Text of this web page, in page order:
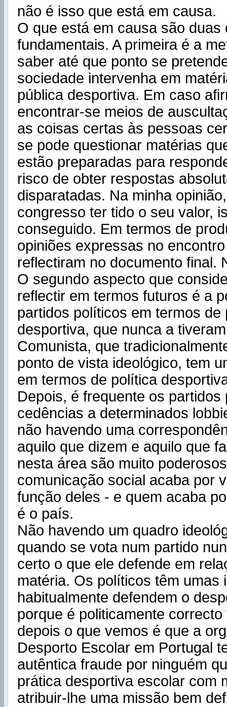
não é isso que está em causa.
O que está em causa são duas
fundamentais. A primeira é a
saber até que ponto se
sociedade intervenha em
pública desportiva. Em caso
encontrar-se meios de
as coisas certas às pessoas
se pode questionar matérias
estão preparadas para
risco de obter respostas
disparatadas. Na minha
congresso ter tido o seu valor,
conseguido. Em termos de
opiniões expressas no
reflectiram no documento final.
O segundo aspecto que
reflectir em termos futuros é a
partidos políticos em termos de
desportiva, que nunca a
Comunista, que
ponto de vista ideológico, tem
em termos de política
Depois, é frequente os
cedências a determinados
não havendo uma
aquilo que dizem e aquilo que
nesta área são muito
comunicação social acaba por
função deles - e quem acaba
é o país.
Não havendo um quadro
quando se vota num partido
certo o que ele defende em
matéria. Os políticos têm umas
habitualmente defendem o
porque é politicamente
depois o que vemos é que a
Desporto Escolar em Portugal
autêntica fraude por ninguém
prática desportiva escolar com
atribuir-lhe uma missão bem